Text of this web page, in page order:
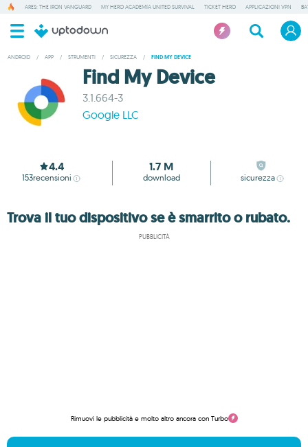
ARES: THE IRON VANGUARD MY HERO ACADEMIA UNITED SURVIVAL TICKET HERO APPLICAZIONI VPN
ANDROID / APP / STRUMENTI / SICUREZZA / FIND MY DEVICE
Find My Device
3.1.664-3
Google LLC
4.4
153recensioni
1.7 M
download sicurezza
Trova il tuo dispositivo se è smarrito o rubato.
PUBBLICITÀ
Rimuovi le pubblicità e molto altro ancora con Turbo